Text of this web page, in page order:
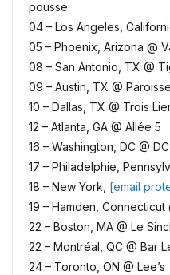
pousse
04 – Los Angeles,
05 – Phoenix, Arizona @
08 – San Antonio, TX @
09 – Austin, TX @ Paroisse
10 – Dallas, TX @ Trois
12 – Atlanta, GA @ Allée 5
16 – Washington, DC @
17 – Philadelphie,
18 – New York, [email
19 – Hamden, Connecticut
22 – Boston, MA @ Le
22 – Montréal, QC @ Bar
24 – Toronto, ON @ Lee’s